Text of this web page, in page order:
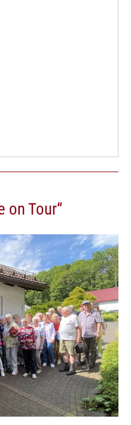
on Tour“